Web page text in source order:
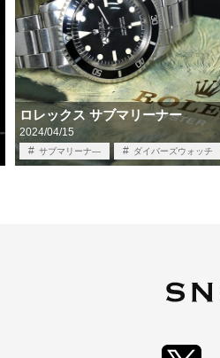
ロレックス サブマリーナー
2024/04/15
サブマリーナ― ダイバーズウォッチ